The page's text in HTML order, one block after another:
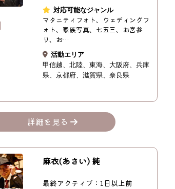
対応可能なジャンル
マタニティフォト、ウェディングフ
ォト、家族写真、七五三、お宮参
り、お…
活動エリア
甲信越
北陸 東海 大阪府
兵庫
県
京都府 滋賀県 奈良県
詳細を見る
麻衣(あさい) 純
最終アクティブ：1日以上前